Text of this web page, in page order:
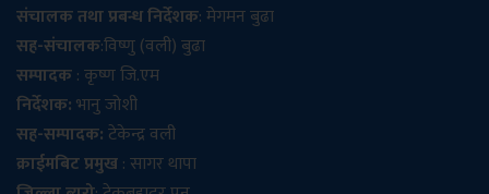
संचालक तथा प्रबन्ध निर्देशक: मेगमन बुढा
सह-संचालक:विष्णु (वली) बुढा
सम्पादक: कृष्ण जि.एम
निर्देशक:भानु जोशी
सह-सम्पादक:टेकेन्द्र वली
क्राईमबिट प्रमुख: सागर थापा